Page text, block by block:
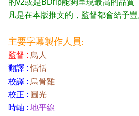
的v2或是BDrip能夠呈現最高的品質
凡是在本版推文的，監督都會給予
主要字幕製作人員:
監督 : 鳥人
翻譯 :恬恬
校譯 : 烏骨雞
校正 : 圓光
時軸 : 地平線